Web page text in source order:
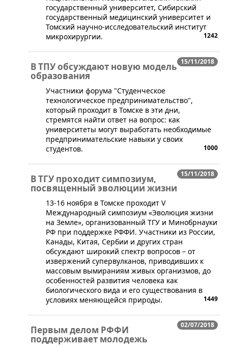
государственный университет, Сибирский
государственный медицинский университет и
Томский научно-исследовательский институт
микрохирургии.
1242
15/11/2018
В ТПУ обсуждают новую модель
образования
​Участники форума "Студенческое
технологическое предпринимательство",
который проходит в Томске в эти дни,
стремятся найти ответ на вопрос: как
университеты могут выработать необходимые
предпринимательские навыки у своих
студентов.
1000
15/11/2018
В ТГУ проходит симпозиум,
посвященный эволюции жизни
​13-16 ноября в Томске проходит V
Международный симпозиум «Эволюция жизни
на Земле», организованный ТГУ и Минобрнауки
РФ при поддержке РФФИ. Участники из России,
Канады, Китая, Сербии и других стран
обсуждают широкий спектр вопросов – от
извержений супервулканов, приводивших к
массовым вымираниям живых организмов, до
особенностей развития человека как
биологического вида и его существования в
условиях меняющейся природы.
1449
02/07/2018
Первым делом РФФИ
поддерживает молодежь